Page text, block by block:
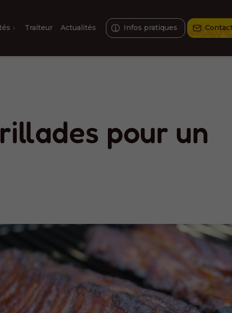
Traiteur Actualités Infos pratiques
pour un